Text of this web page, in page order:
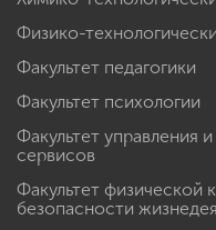
Физико-
Факультет педагогики
Факультет психологии
Факультет управления
сервисов
Факультет физической
безопасности